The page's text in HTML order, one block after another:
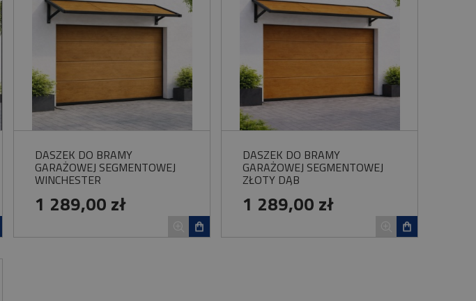
DASZEK DO BRAMY
GARAŻOWEJ SEGMENTOWEJ
WINCHESTER
1 289,00 zł
DASZEK DO BRAMY
GARAŻOWEJ SEGMENTOWEJ
ZŁOTY DĄB
1 289,00 zł